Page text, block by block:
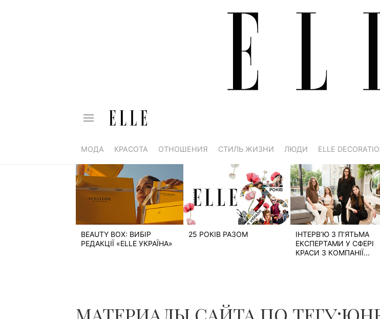
МОДА КРАСОТА ОТНОШЕНИЯ СТИЛЬ ЖИЗНИ ЛЮДИ ELLE
BEAUTY BOX: ВИБІР
РЕДАКЦІЇ «ELLE УКРАЇНА»
25 РОКІВ РАЗОМ
ІНТЕРВ’Ю З П’ЯТЬМА
ЕКСПЕРТАМИ У СФЕРІ
КРАСИ З КОМПАНІЇ...